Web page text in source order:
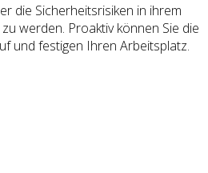
die Sicherheitsrisiken in ihrem
werden. Proaktiv können Sie die
und festigen Ihren Arbeitsplatz.